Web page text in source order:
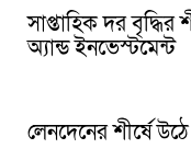
সাপ্তাহিক দর বৃদ্ধির
অ্যান্ড ইনভেস্টমেন্ট
লেনদেনের শীর্ষে